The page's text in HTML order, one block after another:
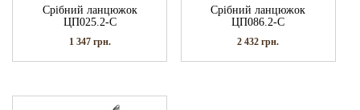
Срібний ланцюжок
ЦП025.2-С
1 347 грн.
Срібний ланцюжок
ЦП086.2-С
2 432грн.